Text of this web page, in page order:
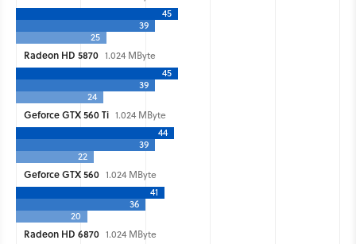
45
39
25
Radeon HD 5870 1.024 MByte
45
39
24
Geforce GTX 560 Ti 1.024 MByte
44
39
22
Geforce GTX 560 1.024 MByte
41
36
20
Radeon HD 6870 1.024 MByte